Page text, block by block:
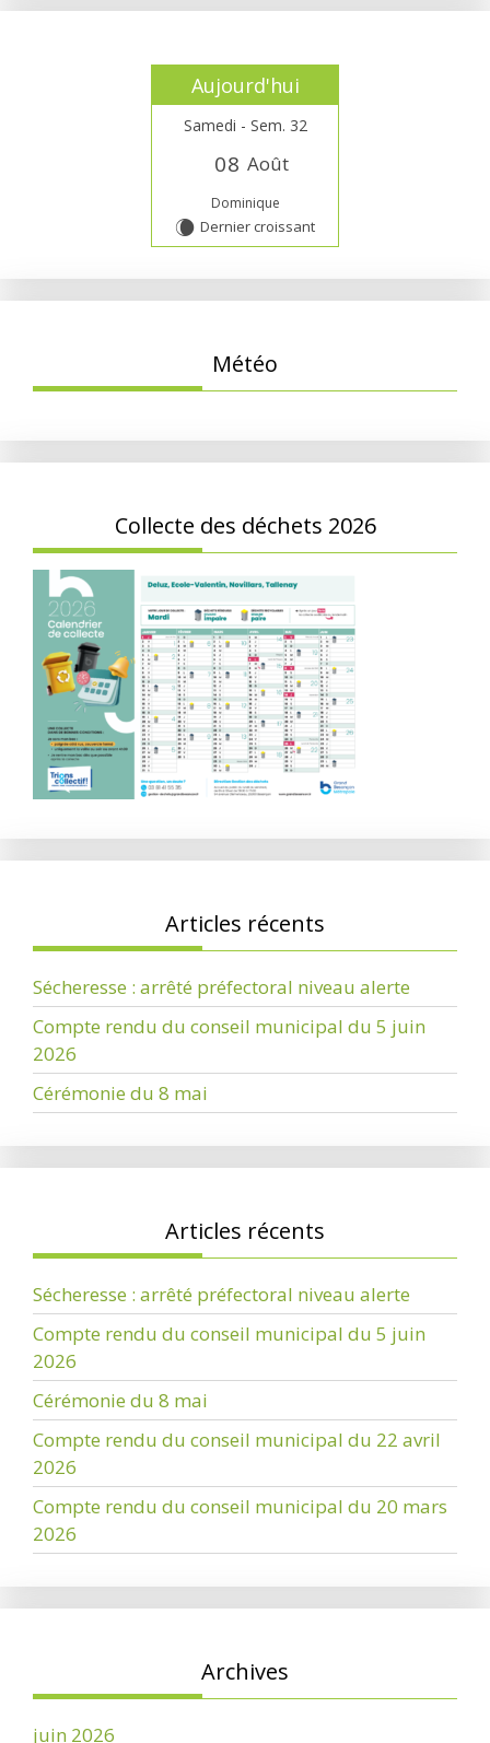
Aujourd'hui
Samedi - Sem. 32
08 Août
Dominique
W Dernier croissant
Météo
Collecte des déchets 2026
Articles récents
Sécheresse : arrêté préfectoral niveau alerte
Compte rendu du conseil municipal du 5 juin
2026
Cérémonie du 8 mai
Articles récents
Sécheresse : arrêté préfectoral niveau alerte
Compte rendu du conseil municipal du 5 juin
2026
Cérémonie du 8 mai
Compte rendu du conseil municipal du 22 avril
2026
Compte rendu du conseil municipal du 20 mars
2026
Archives
juin 2026